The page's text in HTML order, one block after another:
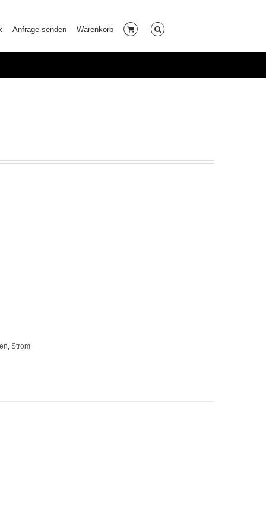
Anfrage senden Warenkorb
, Strom